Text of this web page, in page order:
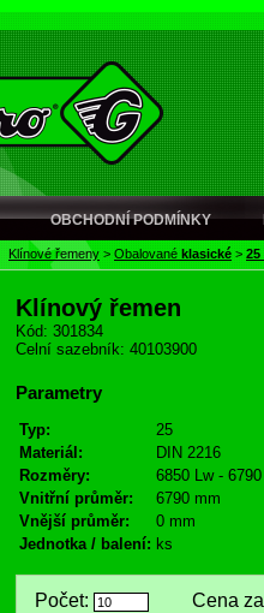
OBCHODNÍ PODMÍNKY
Klínové řemeny > Obalované klasické > 25
Klínový řemen
Kód: 301834
Celní sazebník: 40103900
Parametry
Typ:
25
Materiál:
DIN 2216
Rozměry:
6850 Lw -
Vnitřní průměr:
6790 mm
Vnější průměr:
0 mm
Jednotka / balení: ks
Počet: Cena za